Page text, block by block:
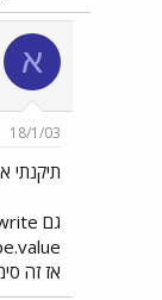
א
18/1/03
תיקנתי
אז זה